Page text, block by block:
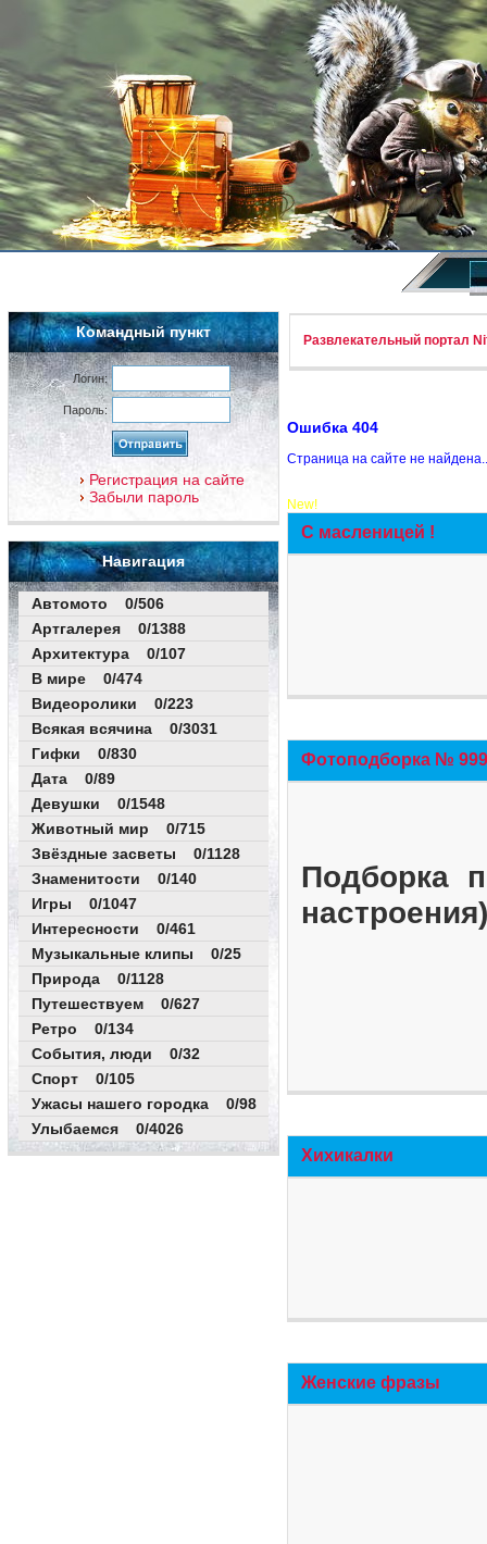
Командный пункт
Логин:
Пароль:
Регистрация на сайте
Забыли пароль
Навигация
Автомото 0/506
Артгалерея 0/1388
Архитектура 0/107
В мире 0/474
Видеоролики 0/223
Всякая всячина 0/3031
Гифки 0/830
Дата 0/89
Девушки 0/1548
Животный мир 0/715
Звёздные засветы 0/1128
Знаменитости 0/140
Игры 0/1047
Интересности 0/461
Музыкальные клипы 0/25
Природа 0/1128
Путешествуем 0/627
Ретро 0/134
События, люди 0/32
Спорт 0/105
Ужасы нашего городка 0/98
Улыбаемся 0/4026
Развлекательный портал
Ошибка 404
Страница на сайте не
New!
С масленицей !
Фотоподборка №
Подборка
Хихикалки
Женские фразы